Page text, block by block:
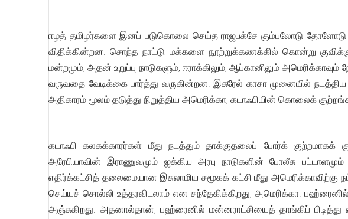
ஈழத் தமிழர்களை இனப் படுகொலை செய்த ராஜபக்சே கும்பலோடு தோளோடு
விதிக்கின்றன. சொந்த நாட்டு மக்களை நூற்றுக்கணக்கில் கொன்று
மன்றமும், அதன் உறுப்பு நாடுகளும், ஈராக்கிலும், ஆப்கானிலும்
வருவதை வேடிக்கை பார்த்து வருகின்றன. இசுரேல் காசா முனையில்
அதிகாரம் மூலம் தடுத்து நிறுத்திய அமெரிக்கா, கடாஃபியின் கொலைக்
கடாஃபி கலகக்காரர்கள் மீது நடத்தும் தாக்குதலைப் போர்க் குற்றமாகக்
அரேபியாவின் இராணுவமும் ஐக்கிய அரபு நாடுகளின் போலீசு
எதிர்க்கட்சித் தலைமையான இசுலாமிய சமூகக் கட்சி மீது
செய்யச் சொல்லி உத்தரவிடலாம் என சந்தேகிக்கிறது, அமெரிக்கா.
அஞ்சுகிறது. அதனால்தான், பஹ்ரைனில் மன்னராட்சியைத் தாங்கிப்